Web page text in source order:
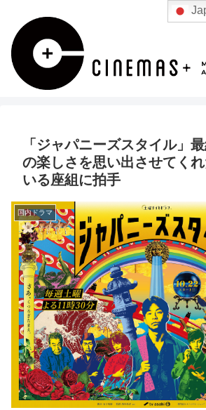
「ジャパニーズスタイル」
の楽しさを思い出させてく
いる座組に拍手
国内ドラマ